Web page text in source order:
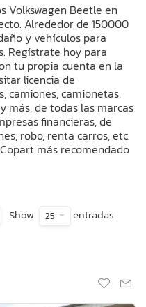
Volkswagen Beetle en
Alrededor de 150000
y vehículos para
Regístrate hoy para
tu propia cuenta en la
licencia de
camiones, camionetas,
más, de todas las marcas
financieras, de
robo, renta carros, etc.
más recomendado
Show 25 entradas